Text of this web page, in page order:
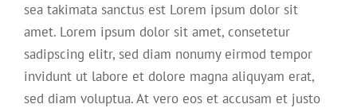
sea takimata sanctus est Lorem ipsum dolor sit
amet. Lorem ipsum dolor sit amet, consetetur
sadipscing elitr, sed diam nonumy eirmod tempor
invidunt ut labore et dolore magna aliquyam erat,
sed diam voluptua. At vero eos et accusam et justo